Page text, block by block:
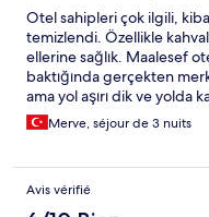
Otel sahipleri çok ilgili,
temizlendi. Özellikle
ellerine sağlık. Maalesef
baktığında gerçekten
ama yol aşırı dik ve yolda
çıkması çok zor. Ve yol
kaldırım yok otobanda
Merve, séjour de 3 nuits
Avis vérifié